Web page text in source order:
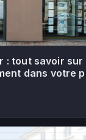
: tout savoir sur
dans votre